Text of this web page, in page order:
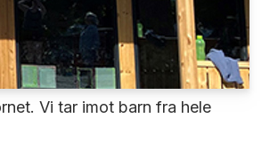
Vi tar imot barn fra hele